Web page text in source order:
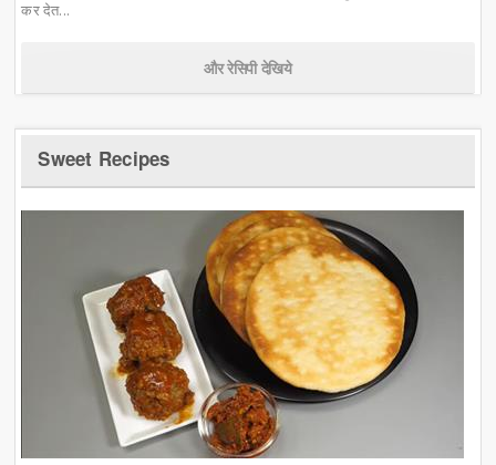
कर देत...
और रेसिपी देखिये
Sweet Recipes